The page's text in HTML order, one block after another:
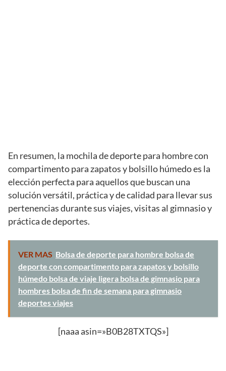
En resumen, la mochila de deporte para hombre con
compartimento para zapatos y bolsillo húmedo es la
elección perfecta para aquellos que buscan una
solución versátil, práctica y de calidad para llevar sus
pertenencias durante sus viajes, visitas al gimnasio y
práctica de deportes.
VER MAS Bolsa de deporte para hombre bolsa de
deporte con compartimento para zapatos y bolsillo
húmedo bolsa de viaje ligera bolsa de gimnasio para
hombres bolsa de fin de semana para gimnasio
deportes viajes
[naaa asin=»B0B28TXTQS»]